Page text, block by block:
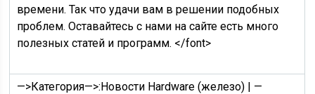
времени. Так что удачи вам в решении подобных
проблем. Оставайтесь с нами на сайте есть много
полезных статей и программ. </font>
—>Категория—>:Новости Hardware (железо) | —